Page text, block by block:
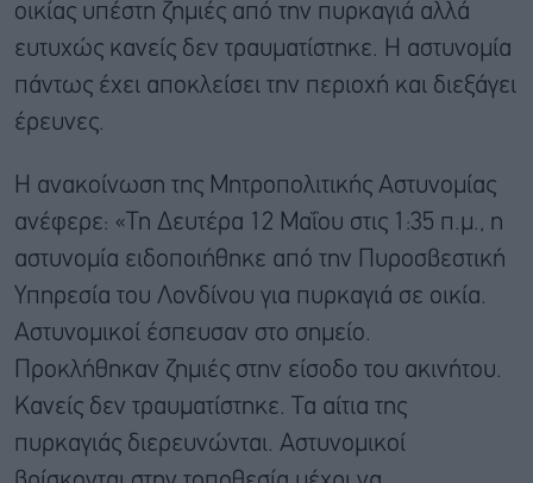
οικίας υπέστη ζημιές από την πυρκαγιά αλλά
ευτυχώς κανείς δεν τραυματίστηκε. Η αστυνομία
πάντως έχει αποκλείσει την περιοχή και διεξάγει
έρευνες.
Η ανακοίνωση της Μητροπολιτικής Αστυνομίας
ανέφερε: «Τη Δευτέρα 12 Μαΐου στις 1:35 π.μ., η
αστυνομία ειδοποιήθηκε από την Πυροσβεστική
Υπηρεσία του Λονδίνου για πυρκαγιά σε οικία.
Αστυνομικοί έσπευσαν στο σημείο.
Προκλήθηκαν ζημιές στην είσοδο του ακινήτου.
Κανείς δεν τραυματίστηκε. Τα αίτια της
πυρκαγιάς διερευνώνται. Αστυνομικοί